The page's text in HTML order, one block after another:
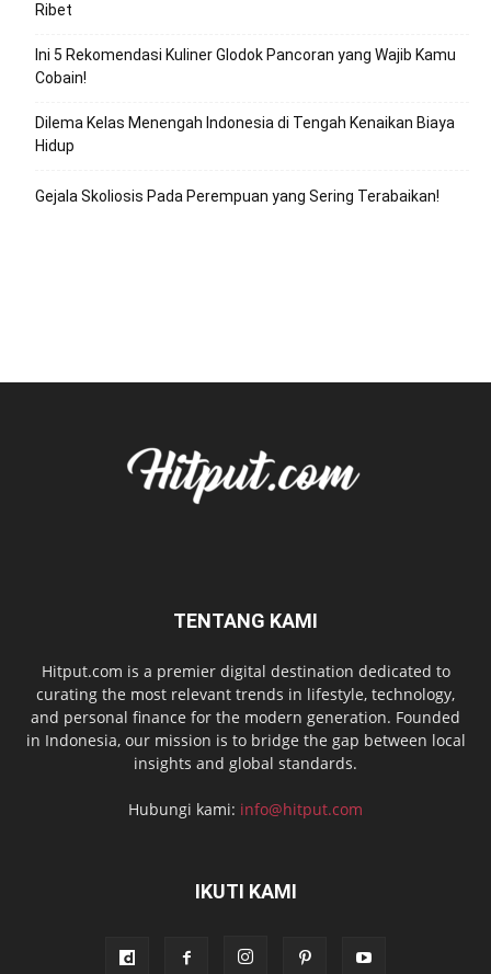
Ribet
Ini 5 Rekomendasi Kuliner Glodok Pancoran yang Wajib Kamu
Cobain!
Dilema Kelas Menengah Indonesia di Tengah Kenaikan Biaya
Hidup
Gejala Skoliosis Pada Perempuan yang Sering Terabaikan!
TENTANG KAMI
Hitput.com is a premier digital destination dedicated to
curating the most relevant trends in lifestyle, technology,
and personal finance for the modern generation. Founded
in Indonesia, our mission is to bridge the gap between local
insights and global standards.
Hubungi kami: info@hitput.com
IKUTI KAMI